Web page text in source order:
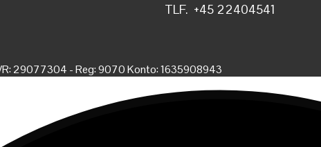
TLF. +45 22404541
29077304 - Reg: 9070 Konto: 1635908943